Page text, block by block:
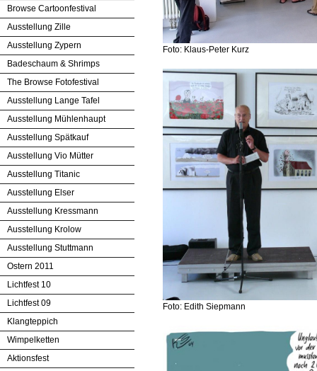
Browse Cartoonfestival
Ausstellung Zille
Ausstellung Zypern
Badeschaum & Shrimps
The Browse Fotofestival
Ausstellung Lange Tafel
Ausstellung Mühlenhaupt
Ausstellung Spätkauf
Ausstellung Vio Mütter
Ausstellung Titanic
Ausstellung Elser
Ausstellung Kressmann
Ausstellung Krolow
Ausstellung Stuttmann
Ostern 2011
Lichtfest 10
Lichtfest 09
Klangteppich
Wimpelketten
Aktionsfest
Foto: Klaus-Peter Kurz
Foto: Edith Siepmann